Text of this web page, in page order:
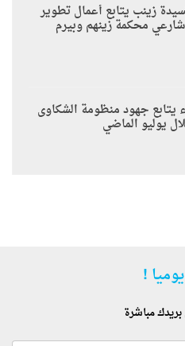
زينب يتابع أعمال تطوير
محكمة زينهم وبيرم
يتابع جهود منظومة الشكاوى
يوليو الماضي
!
مباشرة